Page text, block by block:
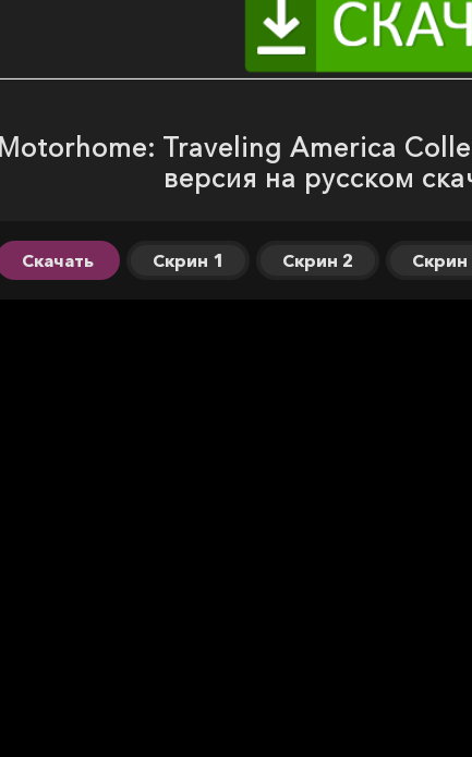
Motorhome: Traveling America
версия на русском
Скачать Скрин 1 Скрин 2 Скрин